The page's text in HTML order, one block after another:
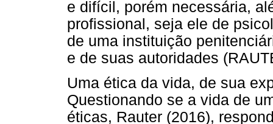
e difícil, porém necessária,
profissional, seja ele de
de uma instituição
e de suas autoridades
Uma ética da vida, de sua
Questionando se a vida de
éticas, Rauter (2016),